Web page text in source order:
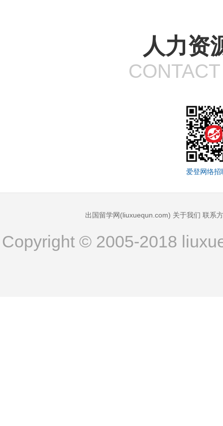
人力资
爱登网络招
出国留学网(liuxuequn.com) 关于我们 联系
Copyright © 2005-2018